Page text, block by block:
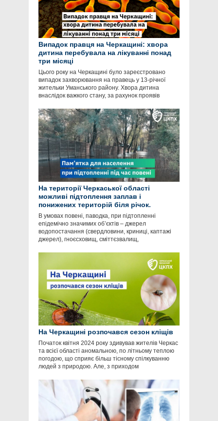
Випадок правця на Черкащині: хвора
дитина перебувала на лікуванні понад
три місяці
Цього року на Черкащині було зареєстровано
випадок захворювання на правець у 13-річної
жительки Уманського району. Хвора дитина
внаслідок важкого стану, за рахунок проявів
На території Черкаської області
можливі підтоплення заплав і
понижених територій біля річок.
В умовах повені, паводка, при підтопленні
епідемічно значимих об’єктів – джерел
водопостачання (свердловини, криниці, каптажі
джерел), гноєсховищ, сміттєзвалищ,
На Черкащині розпочався сезон кліщів
Початок квітня 2024 року здивував жителів Черкас
та всієї області аномальною, по літньому теплою
погодою, що сприяє більш тісному спілкуванню
людей з природою. Але, з приходом